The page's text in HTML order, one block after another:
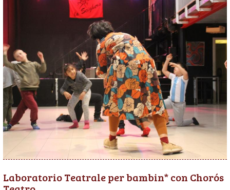
Laboratorio Teatrale per bambin* con Chorós